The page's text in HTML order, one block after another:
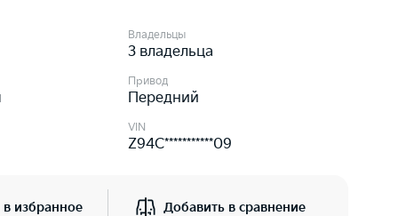
Владельцы
3 владельца
Привод
Передний
VIN
Z94C***********09
избранное Добавить в сравнение